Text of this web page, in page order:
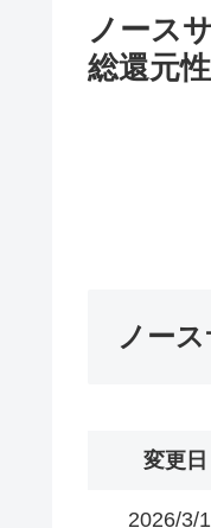
ノース
総還元
ノー
変更日
2026/3/